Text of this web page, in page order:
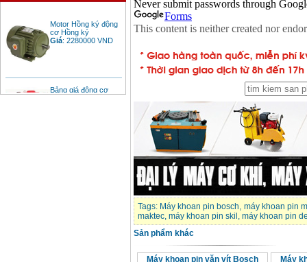
cơ Hồng ký
Giá:2280000
diesel đầu nổ diesel
Tags: Máy khoan pin bosch, máy khoan pin
maktec, máy khoan pin skil , máy khoan pin
Sản phẩm khác
Máy khoan pin vặn vít Bosch
Máy